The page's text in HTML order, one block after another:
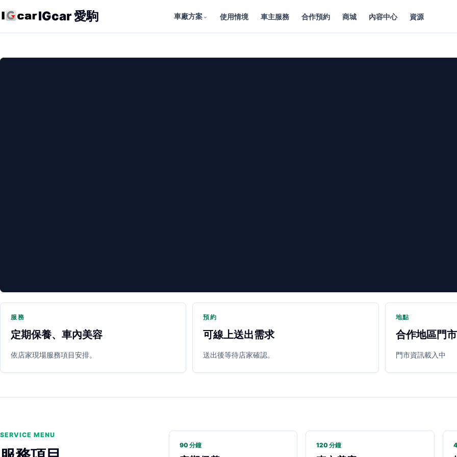
IGcar 愛駒 車廠方案⌄ 使用情境 車主服務 合作預約 商城 內容中心 資源
服務
定期保養、車內美容
依店家現場服務項目安排。
預約
可線上送出需求
送出後等待店家確認。
地點
合作地區門市
門市資訊載入中
SERVICE MENU
90 分鐘 120 分鐘